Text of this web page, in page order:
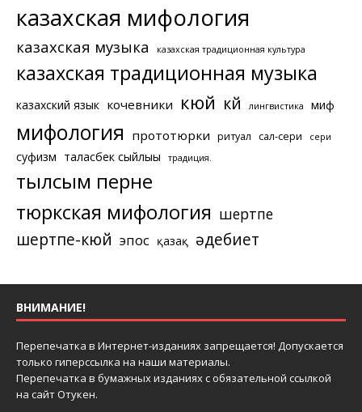
казахская мифология
казахская музыка казахская традиционная культура
казахская традиционная музыка
казахский язык кочевники кюй күй лингвистика миф
мифология прототюрки ритуал сал-сери сери
суфизм таласбек сыйлығы традиция.
тылсым перне
тюркская мифология шертпе
шертпе-кюй эпос қазақ әдебиет
ВНИМАНИЕ!
Перепечатка в Интернет-изданиях запрещается! Допускается
только гиперссылка на наши материалы.
Перепечатка в бумажных изданиях с обязательной ссылкой
на сайт Отукен.